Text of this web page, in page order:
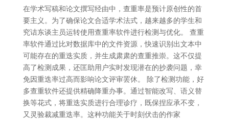
在学术写稿和论文撰写经由中，查重率是预计原创性的首
要主义。为了确保论文合适学术法式，越来越多的学生和
究诘东谈主员运转使用查重率软件进行检测与优化。 查重
率软件通过比对数据库中的文件资源，快速识别出文本中
可能存在的重迭实质，并生成肃肃的查重推崇。这不仅提
高了检测成果，还匡助用户实时发现潜在的抄袭问题，幸
免因重迭率过高而影响论文评审罢休。 除了检测功能，好
多查重软件还提供精确降重办事。通过智能改写、语义替
换等花式，将重迭实质进行合理诊疗，既保捏应承不变，
又灵验裁减重迭率。这种功能关于时刻伏击的作家